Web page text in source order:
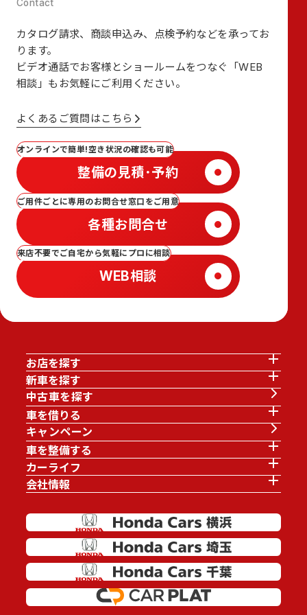
カタログ請求、商談申込み、点検予約などを承ってお
ります。
ビデオ通話でお客様とショールームをつなぐ
「WEB
相談」も お気軽にご利用ください。
よくあるご質問はこちら
オンラインで簡単!空き状況の確認も可能
整備の見積･予約
ご用件ごとに専用のお問合せ窓口をご用意
各種お問合せ
来店不要でご自宅から気軽にプロに相談
WEB相談
お店を探す
新車を探す
中古車を探す
車を借りる
キャンペーン
車を整備する
カーライフ
会社情報